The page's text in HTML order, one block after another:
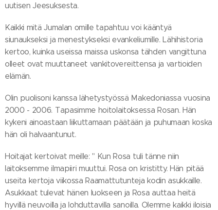
uutisen Jeesuksesta.
Kaikki mitä Jumalan omille tapahtuu voi kääntyä
siunaukseksi ja menestykseksi evankeliumille. Lähihistoria
kertoo, kuinka useissa maissa uskonsa tähden vangittuna
olleet ovat muuttaneet vankitovereittensa ja vartioiden
elämän.
Olin puolisoni kanssa lähetystyössä Makedoniassa vuosina
2000 - 2006. Tapasimme hoitolaitoksessa Rosan. Hän
kykeni ainoastaan liikuttamaan päätään ja puhumaan koska
hän oli halvaantunut.
Hoitajat kertoivat meille: " Kun Rosa tuli tänne niin
laitoksemme ilmapiiri muuttui. Rosa on kristitty. Hän pitää
useita kertoja viikossa Raamattutunteja kodin asukkaille.
Asukkaat tulevat hänen luokseen ja Rosa auttaa heitä
hyvillä neuvoilla ja lohduttavilla sanoilla. Olemme kaikki iloisia